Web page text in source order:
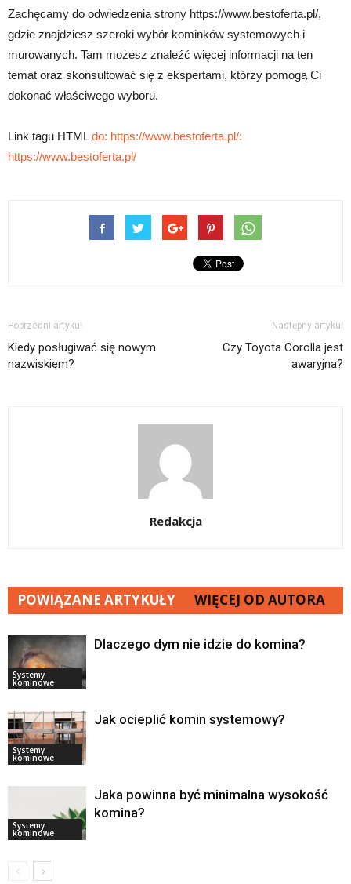
Zachęcamy do odwiedzenia strony https://www.bestoferta.pl/,
gdzie znajdziesz szeroki wybór kominków systemowych i
murowanych. Tam możesz znaleźć więcej informacji na ten
temat oraz skonsultować się z ekspertami, którzy pomogą Ci
dokonać właściwego wyboru.
Link tagu HTMLdo: https://www.bestoferta.pl/:
https://www.bestoferta.pl/
Poprzedni artykuł
Kiedy posługiwać się nowym
nazwiskiem?
Następny artykuł
Czy Toyota Corolla jest
awaryjna?
Redakcja
POWIĄZANE ARTYKUŁY WIĘCEJ OD AUTORA
Systemy
kominowe
Dlaczego dym nie idzie do komina?
Systemy
kominowe
Jak ocieplić komin systemowy?
Systemy
kominowe
Jaka powinna być minimalna wysokość
komina?